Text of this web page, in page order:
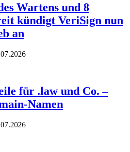
Wartens und 8
kündigt VeriSign nun
an
für .law und Co. –
Namen